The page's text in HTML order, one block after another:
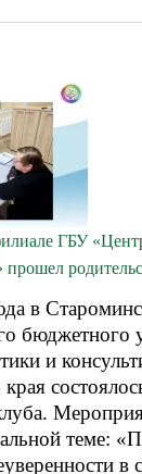
ГБУ
прошел
в
бюджетного
и
теме:
в